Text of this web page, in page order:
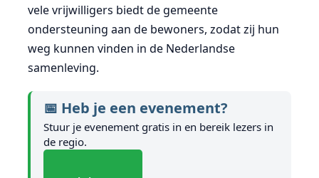
vele vrijwilligers biedt de gemeente
ondersteuning aan de bewoners, zodat zij hun
weg kunnen vinden in de Nederlandse
samenleving.
📅 Heb je een evenement?
Stuur je evenement gratis in en bereik lezers in
de regio.